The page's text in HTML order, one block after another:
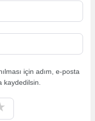
için adım, e-posta
kaydedilsin.